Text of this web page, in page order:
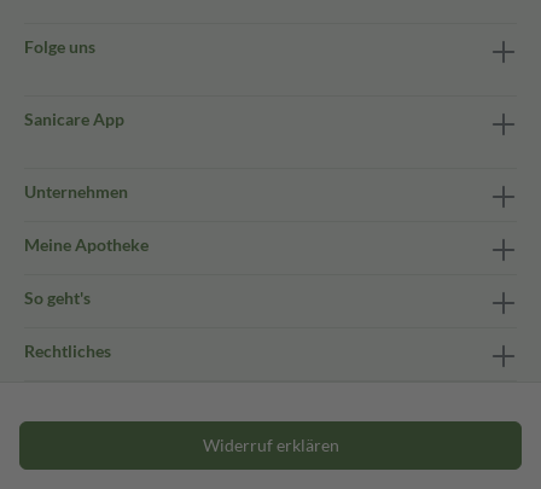
Folge uns
Sanicare App
Unternehmen
Meine Apotheke
So geht's
Rechtliches
Widerruf erklären